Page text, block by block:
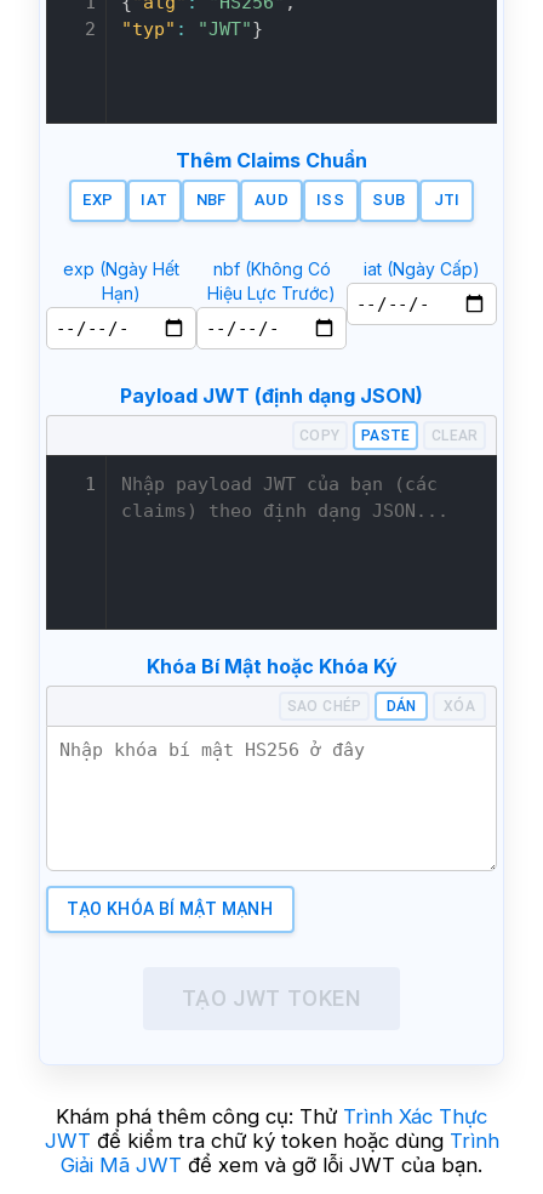
2
"typ" : "JWT"}
Thêm Claims Chuẩn
EXP IAT NBF AUD ISS SUB JTI
exp (Ngày Hết
Hạn)
nbf (Không Có
Hiệu Lực Trước)
iat (Ngày Cấp)
Payload JWT (định dạng JSON)
COPY PASTE CLEAR
1
Khóa Bí Mật hoặc Khóa Ký
SAO CHÉP DÁN XÓA
TẠO KHÓA BÍ MẬT MẠNH
TẠO JWT TOKEN
Khám phá thêm công cụ: Thử Trình Xác Thực
JWT để kiểm tra chữ ký token hoặc dùng Trình
Giải Mã JWT để xem và gỡ lỗi JWT của bạn.